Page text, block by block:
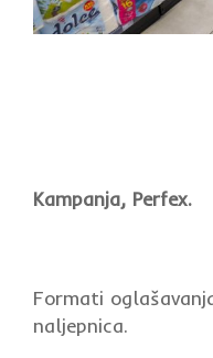
Kampanja, Perfex.
Formati
naljepnica.